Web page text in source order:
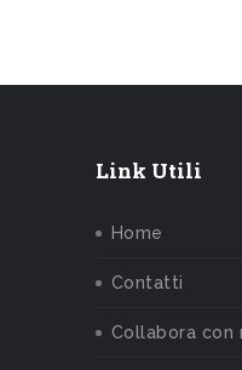
Link Utili
Home
Contatti
Collabora con